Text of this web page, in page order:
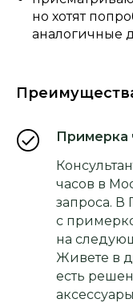
но хотят
аналогичные
Примерка
часов в
запроса. В
с
на
Живете в
есть